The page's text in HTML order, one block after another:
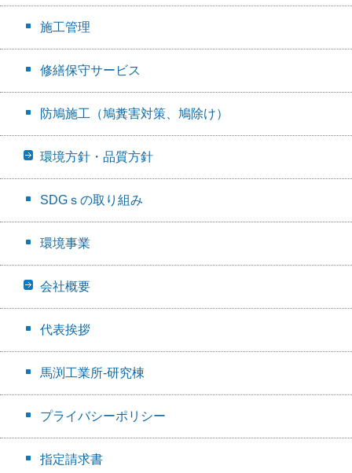
施工管理
修繕保守サービス
防鳩施工（鳩糞害対策、鳩除け）
環境方針・品質方針
SDGｓの取り組み
環境事業
会社概要
代表挨拶
馬渕工業所-研究棟
プライバシーポリシー
指定請求書